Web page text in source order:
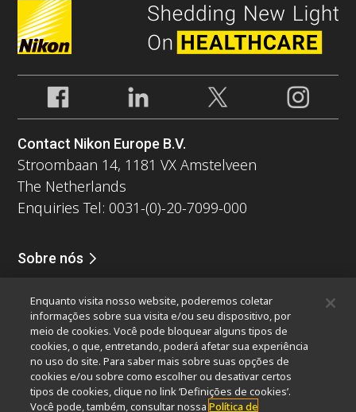
Contact Nikon Europe B.V.
Stroombaan 14, 1181 VX Amstelveen
The Netherlands
Enquiries Tel: 0031-(0)-20-7099-000
Sobre nós
Sustentabilidade
Bem-estar
Nikon Microscopes 100th Anniversary
Popular Links
Últimas notícias e novidadesSeletor de Objetivas
Resolution CalculatorPubScopeOEM
Enquanto visita nosso website, poderemos coletar
informações sobre sua visita e/ou seu dispositivo, por
meio de cookies. Você pode bloquear alguns tipos de
cookies, o que, entretando, poderá afetar sua experiência
no uso do site. Para saber mais sobre suas opções de
cookies e/ou sobre como escolher ou desativar certos
tipos de cookies, clique no link ‘Definições de cookies’.
Você pode, também, consultar nossaPolítica de